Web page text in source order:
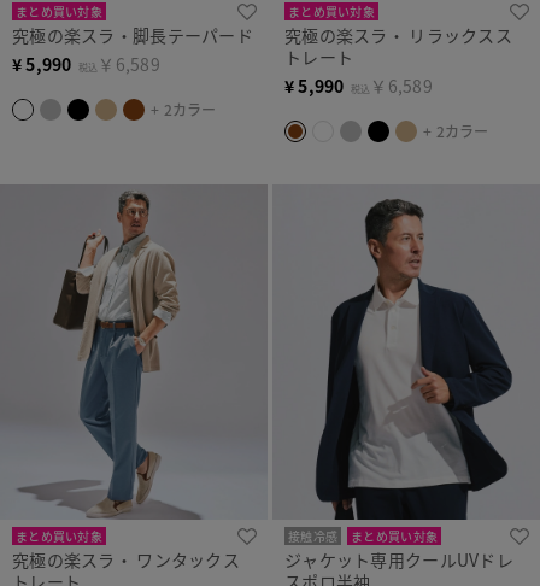
まとめ買い対象
究極の楽スラ・脚長テーパード
¥5,990 税込 ￥6,589
+ 2カラー
まとめ買い対象
究極の楽スラ・ リラックスス
トレート
¥5,990 税込 ￥6,589
+ 2カラー
まとめ買い対象
究極の楽スラ・ ワンタックス
トレート
接触冷感 まとめ買い対象
ジャケット専用クールUVドレ
スポロ半袖